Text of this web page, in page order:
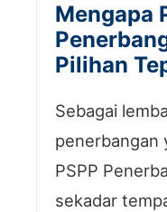
Mengapa
Pilihan
Sebagai
penerbangan
PSPP
sekadar